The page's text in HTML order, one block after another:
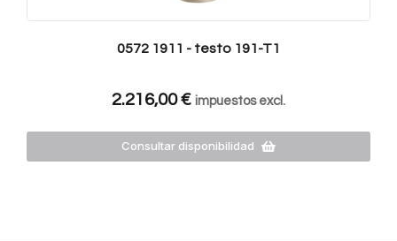
0572 1911 - testo 191-T1
2.216,00€ impuestos excl.
Consultar disponibilidad